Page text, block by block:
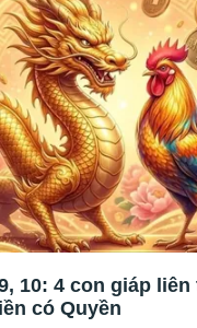
10: 4 con giáp
có Quyền